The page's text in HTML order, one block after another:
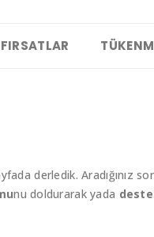
FIRSATLAR
derledik. Aradığınız
nu doldurarak yada